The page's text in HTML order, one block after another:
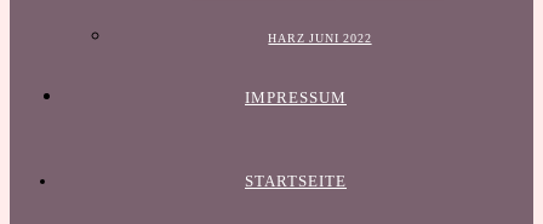
HARZ JUNI 2022
IMPRESSUM
STARTSEITE